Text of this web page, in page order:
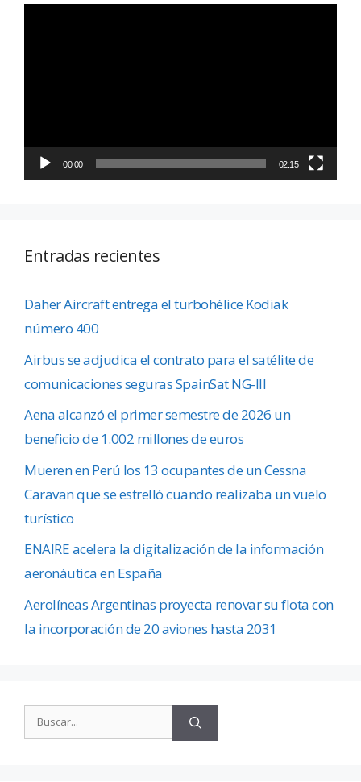
00:00 02:15
Entradas recientes
Daher Aircraft entrega el turbohélice Kodiak
número 400
Airbus se adjudica el contrato para el satélite de
comunicaciones seguras SpainSat NG-III
Aena alcanzó el primer semestre de 2026 un
beneficio de 1.002 millones de euros
Mueren en Perú los 13 ocupantes de un Cessna
Caravan que se estrelló cuando realizaba un vuelo
turístico
ENAIRE acelera la digitalización de la información
aeronáutica en España
Aerolíneas Argentinas proyecta renovar su flota con
la incorporación de 20 aviones hasta 2031